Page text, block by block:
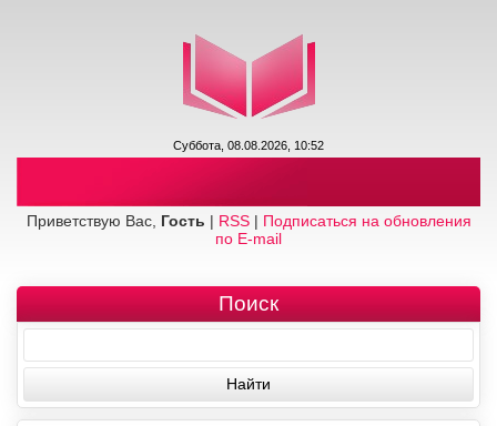
Суббота, 08.08.2026, 10:52
Приветствую Вас, Гость | RSS| Подписаться на обновления
по E-mail
Поиск